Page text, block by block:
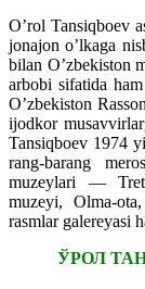
O’rol Tansiqboev
jonajon o’lkaga
bilan O’zbekiston
arbobi sifatida
O’zbekiston
ijodkor
Tansiqboev 1974
rang-barang
muzeylari —
muzeyi, Olma-
rasmlar galereyasi
ЎРОЛ